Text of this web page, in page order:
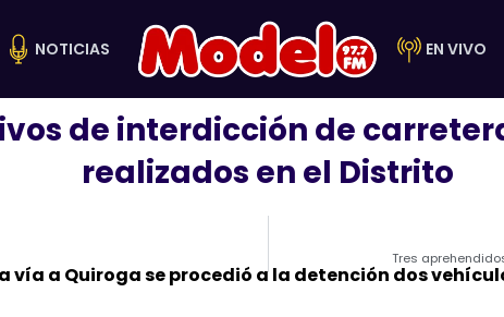
NOTICIAS EN VIVO
de interdicción de
realizados en el Distrito
Tres
a Quiroga se procedió a la detención dos